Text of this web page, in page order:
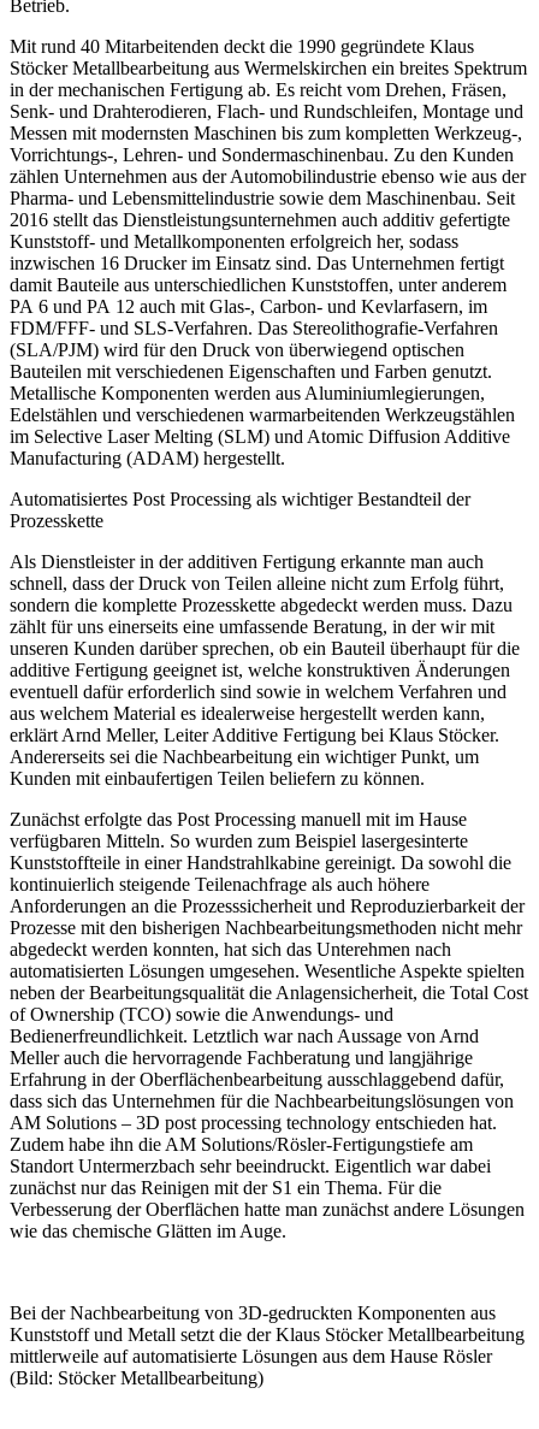
Betrieb.
Mit rund 40 Mitarbeitenden deckt die 1990 gegründete Klaus
Stöcker Metallbearbeitung aus Wermelskirchen ein breites Spektrum
in der mechanischen Fertigung ab. Es reicht vom Drehen, Fräsen,
Senk- und Drahterodieren, Flach- und Rundschleifen, Montage und
Messen mit modernsten Maschinen bis zum kompletten Werkzeug-,
Vorrichtungs-, Lehren- und Sondermaschinenbau. Zu den Kunden
zählen Unternehmen aus der Automobilindustrie ebenso wie aus der
Pharma- und Lebensmittelindustrie sowie dem Maschinenbau. Seit
2016 stellt das Dienstleistungsunternehmen auch additiv gefertigte
Kunststoff- und Metallkomponenten erfolgreich her, sodass
inzwischen 16 Drucker im Einsatz sind. Das Unternehmen fertigt
damit Bauteile aus unterschiedlichen Kunststoffen, unter anderem
PA 6 und PA 12 auch mit Glas-, Carbon- und Kevlarfasern, im
FDM/FFF- und SLS-Verfahren. Das Stereolithografie-Verfahren
(SLA/PJM) wird für den Druck von überwiegend optischen
Bauteilen mit verschiedenen Eigenschaften und Farben genutzt.
Metallische Komponenten werden aus Aluminiumlegierungen,
Edelstählen und verschiedenen warmarbeitenden Werkzeugstählen
im Selective Laser Melting (SLM) und Atomic Diffusion Additive
Manufacturing (ADAM) hergestellt.
Automatisiertes Post Processing als wichtiger Bestandteil der
Prozesskette
Als Dienstleister in der additiven Fertigung erkannte man auch
schnell, dass der Druck von Teilen alleine nicht zum Erfolg führt,
sondern die komplette Prozesskette abgedeckt werden muss. Dazu
zählt für uns einerseits eine umfassende Beratung, in der wir mit
unseren Kunden darüber sprechen, ob ein Bauteil überhaupt für die
additive Fertigung geeignet ist, welche konstruktiven Änderungen
eventuell dafür erforderlich sind sowie in welchem Verfahren und
aus welchem Material es idealerweise hergestellt werden kann,
erklärt Arnd Meller, Leiter Additive Fertigung bei Klaus Stöcker.
Andererseits sei die Nachbearbeitung ein wichtiger Punkt, um
Kunden mit einbaufertigen Teilen beliefern zu können.
Zunächst erfolgte das Post Processing manuell mit im Hause
verfügbaren Mitteln. So wurden zum Beispiel lasergesinterte
Kunststoffteile in einer Handstrahlkabine gereinigt. Da sowohl die
kontinuierlich steigende Teilenachfrage als auch höhere
Anforderungen an die Prozesssicherheit und Reproduzierbarkeit der
Prozesse mit den bisherigen Nachbearbeitungsmethoden nicht mehr
abgedeckt werden konnten, hat sich das Unterehmen nach
automatisierten Lösungen ­umgesehen. Wesentliche Aspekte spielten
neben der Bearbeitungsqualität die Anlagensicherheit, die Total Cost
of Ownership (TCO) sowie die Anwendungs- und
Bedienerfreundlichkeit. Letztlich war nach Aussage von Arnd
Meller auch die hervorragende Fachberatung und langjährige
Erfahrung in der Oberflächenbearbeitung ausschlaggebend dafür,
dass sich das Unternehmen für die Nachbearbeitungslösungen von
AM Solutions – 3D post processing technology entschieden hat.
Zudem habe ihn die AM Solutions/Rösler-Fertigungstiefe am
Standort Untermerzbach sehr beeindruckt. Eigentlich war dabei
zunächst nur das Reinigen mit der S1 ein Thema. Für die
Verbesserung der Oberflächen hatte man zunächst andere Lösungen
wie das chemische Glätten im Auge.
Bei der Nachbearbeitung von 3D-gedruckten Komponenten aus
Kunststoff und Metall setzt die der Klaus Stöcker Metallbearbeitung
mittlerweile auf automatisierte Lösungen aus dem Hause Rösler
(Bild: Stöcker Metallbearbeitung)